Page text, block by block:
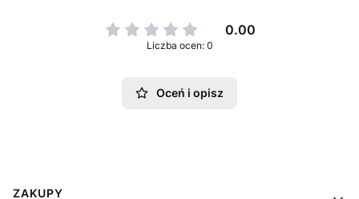
0.00
Liczba ocen: 0
Oceń i opisz
ZAKUPY